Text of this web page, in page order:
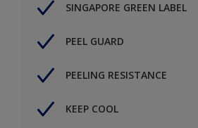
SINGAPORE GREEN LABEL
PEEL GUARD
PEELING RESISTANCE
KEEP COOL